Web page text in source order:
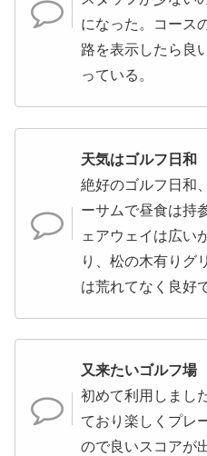
になった。コース
路を表示したら良
っている。
天気はゴルフ日和
絶好のゴルフ日和
ーサムで昼食は持
ェアウェイは広い
り、松の木有りグ
は荒れてなく良好
又来たいゴルフ場
初めて利用しまし
ており楽しくプレ
ので良いスコアが